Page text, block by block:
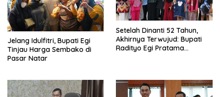
Jelang Idulfitri, Bupati Egi
Tinjau Harga Sembako di
Pasar Natar
Setelah Dinanti 52 Tahun,
Akhirnya Terwujud: Bupati
Radityo Egi Pratama